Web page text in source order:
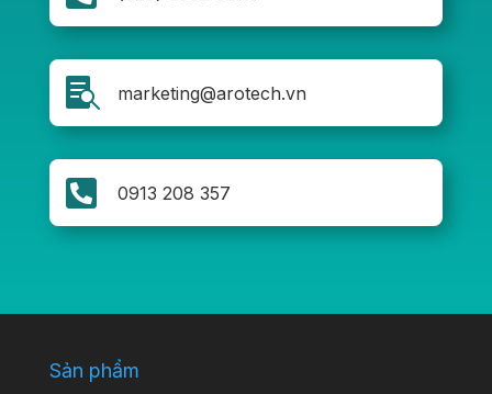
 marketing@arotech.vn
 0913 208 357
Sản phẩm